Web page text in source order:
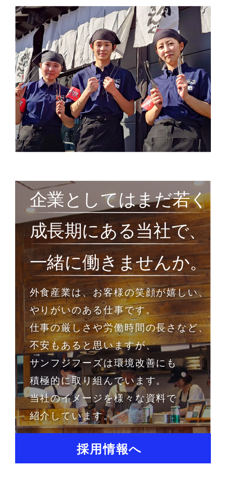
企業としてはまだ若く
成長期にある当社で、
一緒に働きませんか。
外食産業は、お客様の笑顔が嬉しい、
やりがいのある仕事です。
仕事の厳しさや労働時間の長さなど、
不安もあると思いますが、
サンフジフーズは環境改善にも
積極的に取り組んでいます。
当社のイメージを様々な資料で
紹介しています。
採用情報へ